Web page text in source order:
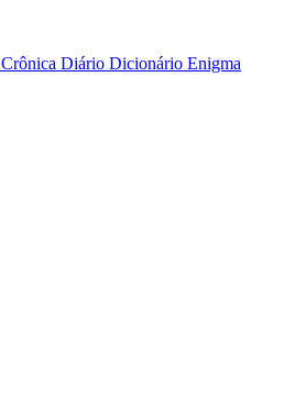
Crônica Diário Dicionário Enigma